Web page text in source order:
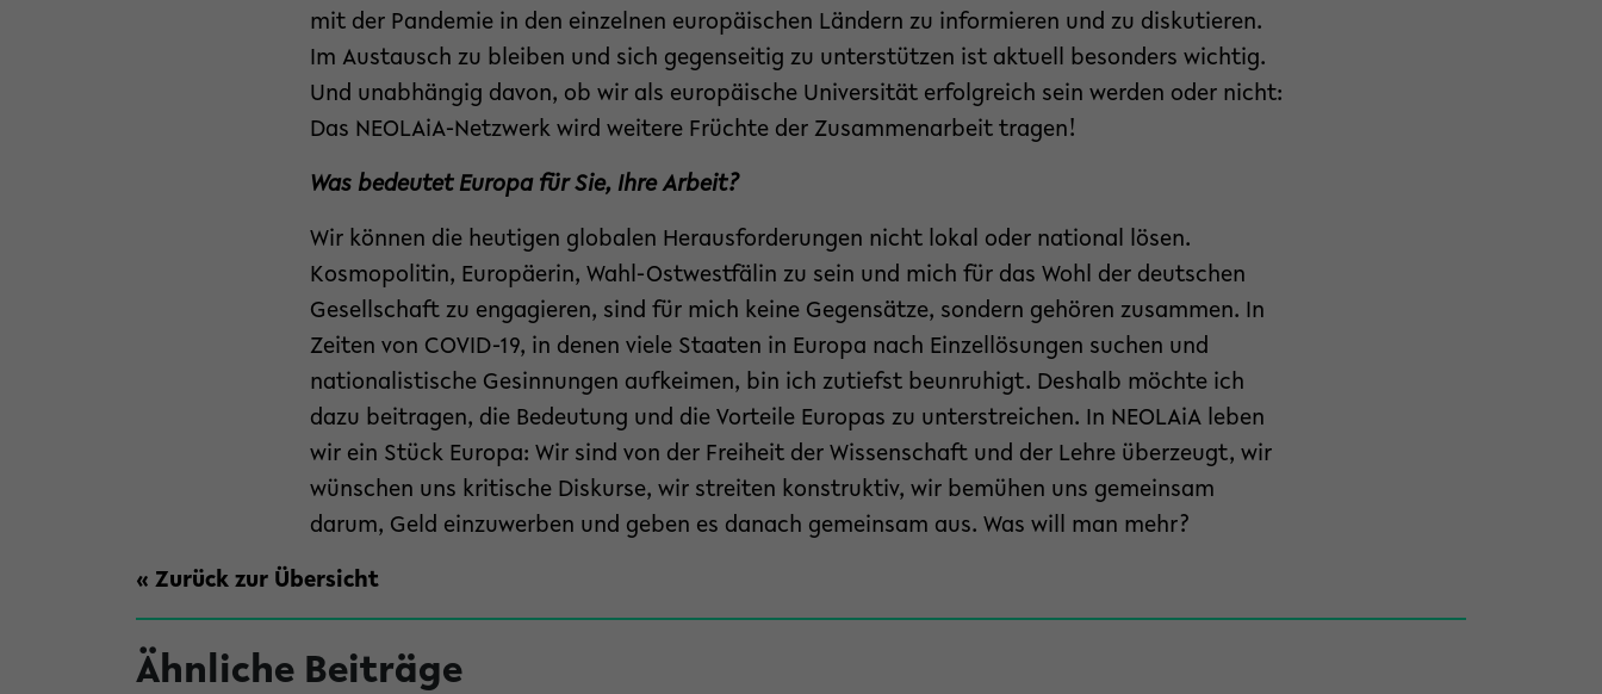
mit der Pandemie in den einzelnen europäischen Ländern zu informieren und zu diskutieren.
Im Austausch zu bleiben und sich gegenseitig zu unterstützen ist aktuell besonders wichtig.
Und unabhängig davon, ob wir als europäische Universität erfolgreich sein werden oder nicht:
Das NEOLAiA-Netzwerk wird weitere Früchte der Zusammenarbeit tragen!
Was bedeutet Europa für Sie, Ihre Arbeit?
Wir können die heutigen globalen Herausforderungen nicht lokal oder national lösen.
Kosmopolitin, Europäerin, Wahl-Ostwestfälin zu sein und mich für das Wohl der deutschen
Gesellschaft zu engagieren, sind für mich keine Gegensätze, sondern gehören zusammen. In
Zeiten von COVID-19, in denen viele Staaten in Europa nach Einzellösungen suchen und
nationalistische Gesinnungen aufkeimen, bin ich zutiefst beunruhigt. Deshalb möchte ich
dazu beitragen, die Bedeutung und die Vorteile Europas zu unterstreichen. In NEOLAiA leben
wir ein Stück Europa: Wir sind von der Freiheit der Wissenschaft und der Lehre überzeugt, wir
wünschen uns kritische Diskurse, wir streiten konstruktiv, wir bemühen uns gemeinsam
darum, Geld einzuwerben und geben es danach gemeinsam aus. Was will man mehr?
« Zurück zur Übersicht
Ähnliche Beiträge